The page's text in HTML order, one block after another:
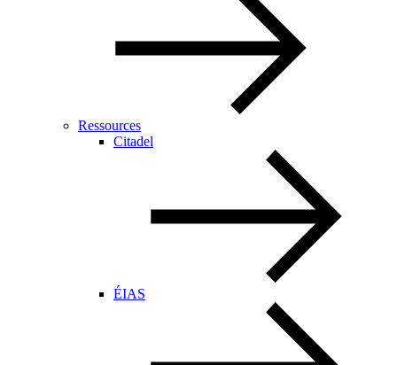
Ressources
Citadel
ÉIAS